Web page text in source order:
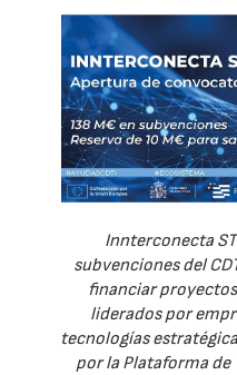
Innterconecta
subvenciones del
financiar
liderados por
tecnologías
por la Plataforma de